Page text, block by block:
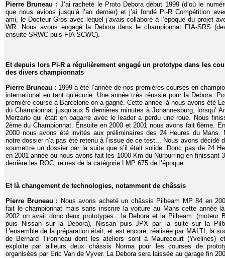
Pierre Bruneau : J’ai racheté le Proto Debora début 1999 (d’où le
que nous avions jusqu’à l’an dernier) et j’ai fondé Pi-R Compétition
ami, le Docteur Gros avec lequel j’avais collaboré à l’époque du projet
WR. Nous avons engagé la Debora dans le championnat FIA-SRS
ensuite SRWC puis FIA SCWC).
Et depuis lors Pi-R a régulièrement engagé un prototype dans les
des divers championnats
Pierre Bruneau : 1999 a été l’année de nos premières courses en
international en tant qu’écurie. Une année très réussie pour la Debora.
première course à Barcelone on a gagné. Cette année là nous avons été
du Championnat jusqu’aux 5 dernières minutes à Johannesburg, lorsqu’
Merzario qui était en bagarre avec le leader a perdu une roue. Nous
2ème du Championnat. Ensuite en 2000 et 2001 nous avons fait 6ème. En
2000 nous avons été invités aux préliminaires des 24 Heures du Mans.
notre dossier n’a pas été retenu à l’issue de ce test... Nous avons décidé
soumettre un dossier par la suite que s’il était solide. Donc pas de 24
en 2001 année ou nous avons fait les 1000 Km du Nürburring en finissant
derrière les ROC, reines de la catégorie LMP 675 de l’époque.
Et là changement de technologies, notamment de châssis
Pierre Bruneau : Nous avons acheté un châssis Pilbeam MP 84 en
fait le championnat mais sans inscrire la voiture au Mans cette année
2002 on avait donc deux prototypes : la Debora et la Pilbeam. (moteur
puis Nissan sur la Debora), Nissan puis JPX par la suite sur la
L’ensemble de la préparation était, et est encore, réalisée par MALTI, la
de Bernard Tironneau dont les ateliers sont à Maurecourt (Yvelines)
exploite par ailleurs deux châssis Norma pour les courses de
organisées par Eric Van de Vyver. La Debora sera laissée au garage fin